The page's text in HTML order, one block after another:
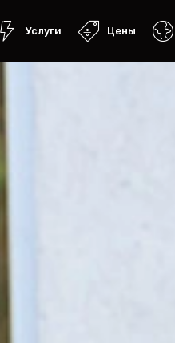
Услуги Цены